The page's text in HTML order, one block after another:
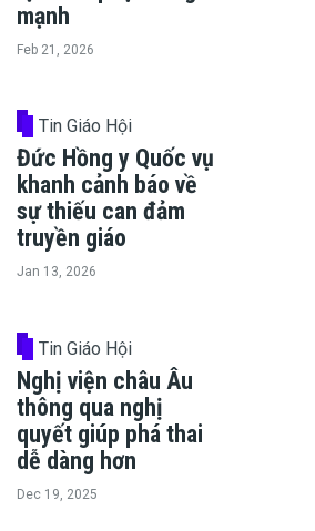
mạnh
Feb 21, 2026
Tin Giáo Hội
Đức Hồng y Quốc vụ
khanh cảnh báo về
sự thiếu can đảm
truyền giáo
Jan 13, 2026
Tin Giáo Hội
Nghị viện châu Âu
thông qua nghị
quyết giúp phá thai
dễ dàng hơn
Dec 19, 2025